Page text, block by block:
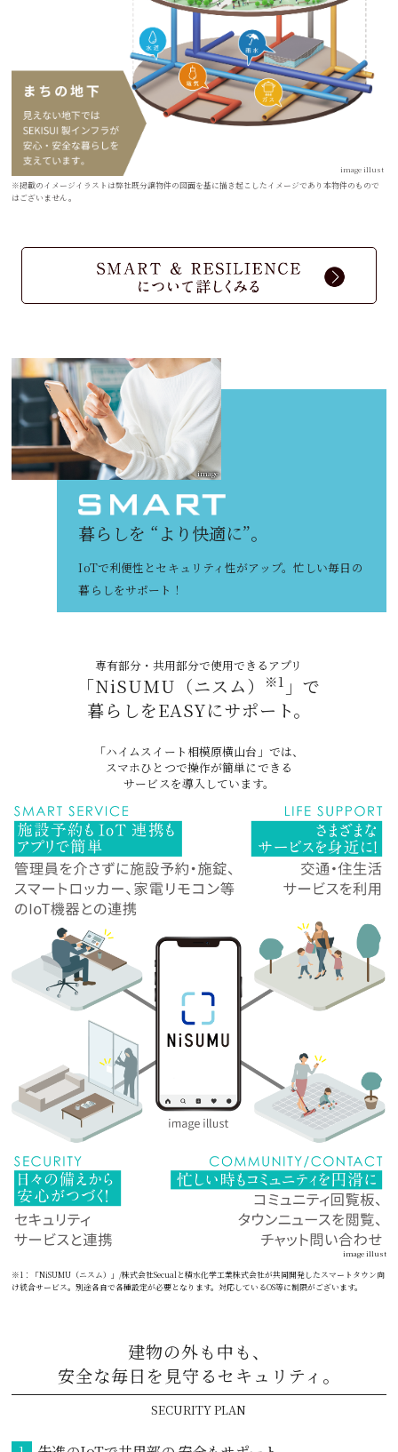
image illust
※掲載のイメージイラストは弊社既分譲物件の図面を基に描き起こしたイメージであり本物件のもので
はございません。
image
暮らしを “より快適に”。
IoTで利便性とセキュリティ性がアップ。忙しい毎日の
暮らしをサポート！
専有部分・共用部分で使用できるアプリ
「NiSUMU（ニスム） ※1 」で
暮らしをEASYにサポート。
「ハイムスイート相模原横山台」では、
スマホひとつで操作が簡単にできる
サービスを導入しています。
image illust
※1：「NiSUMU（ニスム）」/株式会社Secualと積水化学工業株式会社が共同開発したスマートタウン向
け統合サービス。別途各自で各種設定が必要となります。対応しているOS等に制限がございます。
建物の外も中も、
安全な毎日を見守るセキュリティ。
SECURITY PLAN